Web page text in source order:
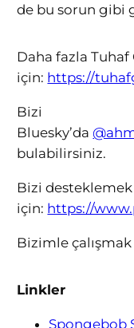
de bu sorun gibi
Daha fazla Tuhaf
için: https://
Bizi
Bluesky’da
bulabilirsiniz.
Bizi desteklemek
için: https://
Bizimle
Linkler
Spongebob